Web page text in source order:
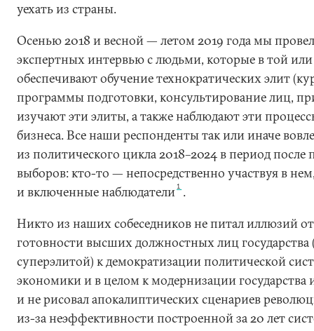
уехать из страны.
Осенью 2018 и весной — летом 2019 года мы
экспертных интервью с людьми, которые в той
обеспечивают обучение технократических элит
программы подготовки, консультирование лиц,
изучают эти элиты, а также наблюдают эти
бизнеса. Все наши респонденты так или иначе
из политического цикла 2018–2024 в период после
выборов: кто-то — непосредственно участвуя в
и включенные наблюдатели1 .
Никто из наших собеседников не питал иллюзий
готовности высших должностных лиц государства
суперэлитой) к демократизации политической
экономики и в целом к модернизации государства
и не рисовал апокалиптических сценариев
из-за неэффективности построенной за 20 лет